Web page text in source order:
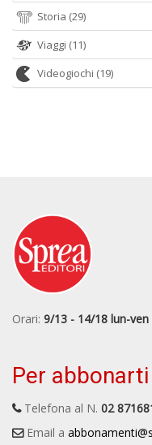
Storia (29)
Viaggi (11)
Videogiochi (19)
Orari: 9/13 - 14/18 lun-ven
Per abbonarti
Telefona al N. 02
Email a